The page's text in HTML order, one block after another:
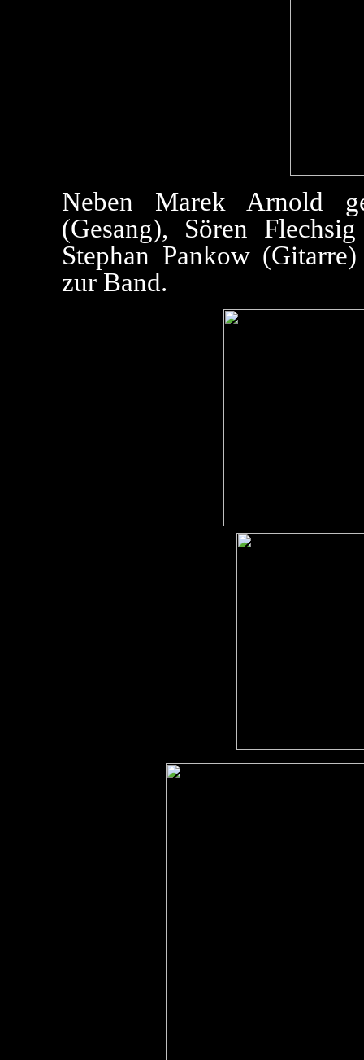
Neben Marek Arnold
(Gesang), Sören
Stephan Pankow
zur Band.